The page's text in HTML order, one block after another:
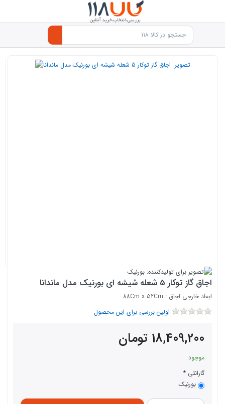
اجاق گاز توکار 5 شعله شیشه ای بورنیک مدل ماندانا
ابعاد خارجی اجاق : 88Cm x 52Cm
اولین بررسی برای این محصول
18,409,200 تومان
موجود
گارانتی
بورنیک